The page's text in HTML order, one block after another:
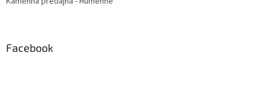
Facebook